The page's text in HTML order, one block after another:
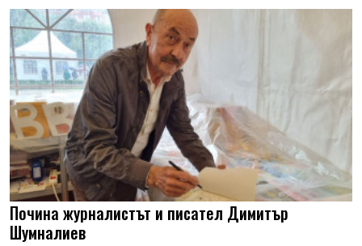
Почина журналистът и писател Димитър
Шумналиев